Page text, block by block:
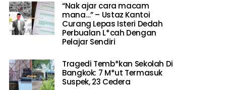
“Nak ajar cara macam
mana…” – Ustaz Kantoi
Curang Lepas Isteri Dedah
Perbualan L*cah Dengan
Pelajar Sendiri
Tragedi Temb*kan Sekolah Di
Bangkok: 7 M*ut Termasuk
Suspek, 23 Cedera